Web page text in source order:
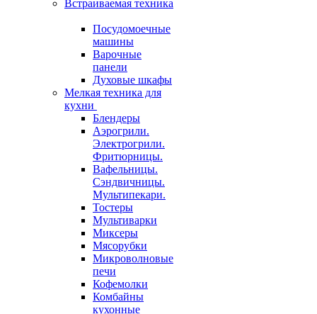
Встраиваемая техника
Посудомоечные
машины
Варочные
панели
Духовые шкафы
Мелкая техника для
кухни
Блендеры
Аэрогрили.
Электрогрили.
Фритюрницы.
Вафельницы.
Сэндвичницы.
Мультипекари.
Тостеры
Мультиварки
Миксеры
Мясорубки
Микроволновые
печи
Кофемолки
Комбайны
кухонные